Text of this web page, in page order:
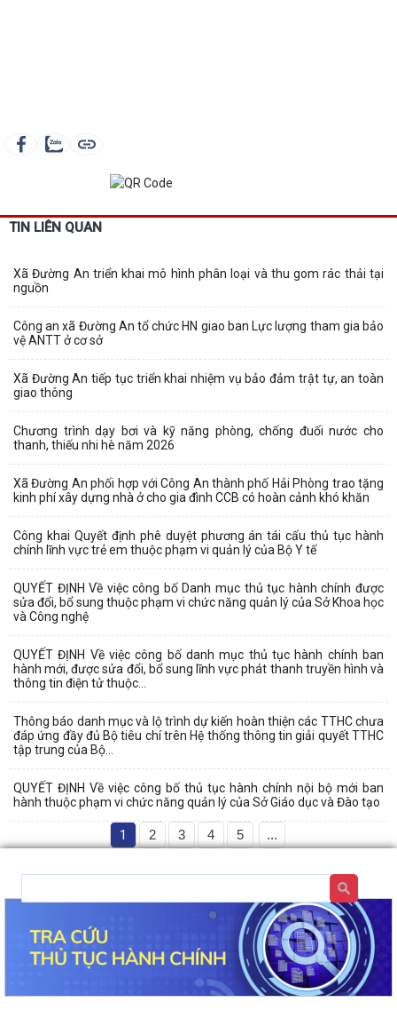
TIN LIÊN QUAN
Xã Đường An triển khai mô hình phân loại và thu gom rác thải tại
nguồn
Công an xã Đường An tổ chức HN giao ban Lực lượng tham gia bảo
vệ ANTT ở cơ sở
Xã Đường An tiếp tục triển khai nhiệm vụ bảo đảm trật tự, an toàn
giao thông
Chương trình dạy bơi và kỹ năng phòng, chống đuối nước cho
thanh, thiếu nhi hè năm 2026
Xã Đường An phối hợp với Công An thành phố Hải Phòng trao tặng
kinh phí xây dựng nhà ở cho gia đình CCB có hoàn cảnh khó khăn
Công khai Quyết định phê duyệt phương án tái cấu thủ tục hành
chính lĩnh vực trẻ em thuộc phạm vi quản lý của Bộ Y tế
QUYẾT ĐỊNH Về việc công bố Danh mục thủ tục hành chính được
sửa đổi, bổ sung thuộc phạm vi chức năng quản lý của Sở Khoa học
và Công nghệ
QUYẾT ĐỊNH Về việc công bố danh mục thủ tục hành chính ban
hành mới, được sửa đổi, bổ sung lĩnh vực phát thanh truyền hình và
thông tin điện tử thuộc...
Thông báo danh mục và lộ trình dự kiến hoàn thiện các TTHC chưa
đáp ứng đầy đủ Bộ tiêu chí trên Hệ thống thông tin giải quyết TTHC
tập trung của Bộ...
QUYẾT ĐỊNH Về việc công bố thủ tục hành chính nội bộ mới ban
hành thuộc phạm vi chức năng quản lý của Sở Giáo dục và Đào tạo
1 2 3 4 5 ...